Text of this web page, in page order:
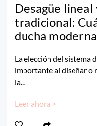
Desagüe lineal
tradicional:
ducha moderna
La elección del sistema
importante al diseñar o
la...
Leer ahora >